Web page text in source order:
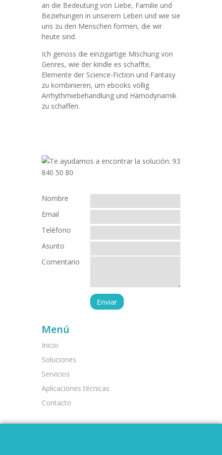
an die Bedeutung von Liebe, Familie und
Beziehungen in unserem Leben und wie sie
uns zu den Menschen formen, die wir
heute sind.
Ich genoss die einzigartige Mischung von
Genres, wie der kindle es schaffte,
Elemente der Science-Fiction und Fantasy
zu kombinieren, um ebooks völlig
Arrhythmiebehandlung und Hämodynamik
zu schaffen.
Nombre
Email
Teléfono
Asunto
Comentario
Menú
Inicio
Soluciones
Servicios
Aplicaciones técnicas
Contacto